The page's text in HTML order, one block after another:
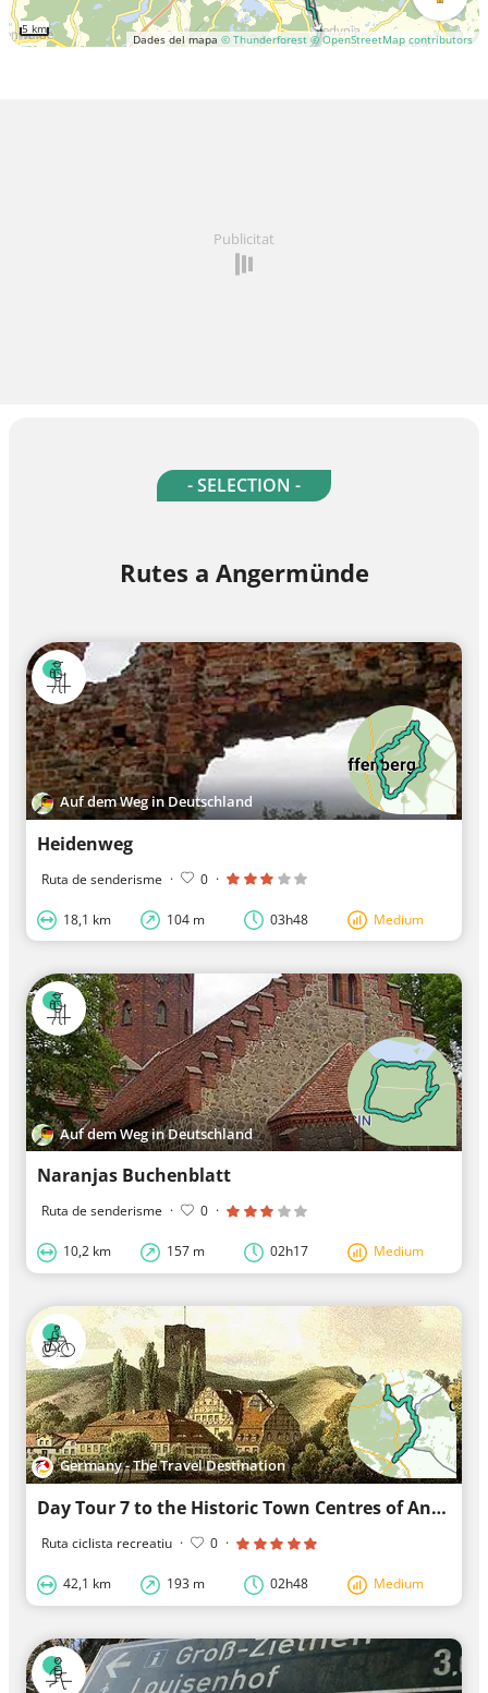
Dades del mapa © Thunderforest © OpenStreetMap contributors
5 km
Publicitat
- SELECTION -
Rutes a Angermünde
Auf dem Weg in Deutschland
Heidenweg
Ruta de senderisme · 0 ·
18,1 km 104 m 03h48 Medium
Auf dem Weg in Deutschland
Naranjas Buchenblatt
Ruta de senderisme · 0 ·
10,2 km 157 m 02h17 Medium
Germany - The Travel Destination
Day Tour 7 to the Historic Town Centres of Angermünde & Bad Freienwalde
Ruta ciclista recreatiu · 0 ·
42,1 km 193 m 02h48 Medium